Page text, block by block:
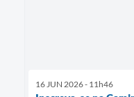
16 JUN 2026 - 11h46